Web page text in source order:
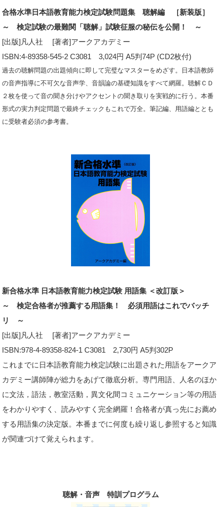
合格水準日本語教育能力検定試験問題集 聴解編 ［新装版］
～ 検定試験の最難関「聴解」試験征服の秘伝を公開！ ～
[出版]凡人社 [著者]アークアカデミー
ISBN:4-89358-545-2 C3081 3,024円 A5判74P (CD2枚付)
過去の聴解問題の出題傾向に即して完璧なマスターをめざす。日本語教師
の音声指導に不可欠な音声学、音韻論の基礎知識をすべて網羅。聴解ＣＤ
２枚を使って音の聞き分けやアクセントの聞き取りを実戦的に行う。本番
形式の実力判定問題で最終チェックもこれで万全。筆記編、用語編ととも
に受験者必須の参考書。
新合格水準 日本語教育能力検定試験 用語集 ＜改訂版＞
～ 検定合格者が推薦する用語集！ 必須用語はこれでバッチ
リ ～
[出版]凡人社 [著者]アークアカデミー
ISBN:978-4-89358-824-1 C3081 2,730円 A5判302P
これまでに日本語教育能力検定試験に出題された用語をアークア
カデミー講師陣が総力をあげて徹底分析。専門用語、人名のほか
に文法，語法，教室活動，異文化間コミュニケーション等の用語
をわかりやすく、読みやすく完全網羅！合格者が真っ先にお薦め
する用語集の決定版。本番までに何度も繰り返し参照すると知識
が関連づけて覚えられます。
聴解・音声 特訓プログラム